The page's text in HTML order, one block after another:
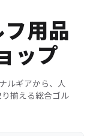
用品
ップ
ルギアから、人
揃える総合ゴル